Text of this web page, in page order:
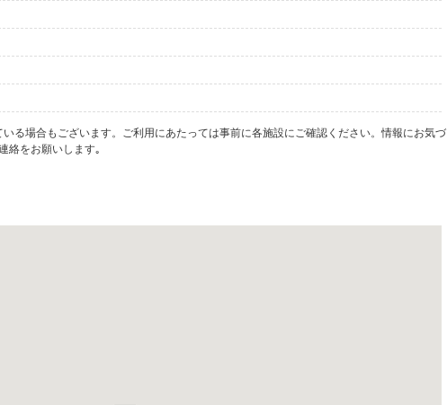
る場合もございます。ご利用にあたっては事前に各施設にご確認ください。情報にお気づ
絡をお願いします｡